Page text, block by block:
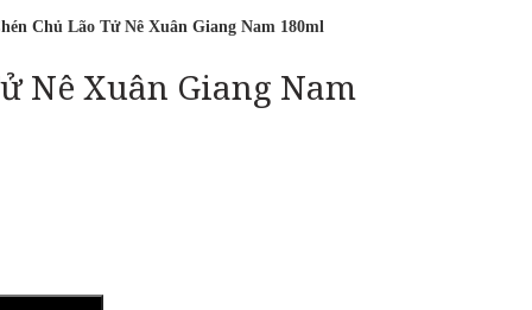
Chủ Lão Tử Nê Xuân Giang Nam 180ml
Nê Xuân Giang Nam